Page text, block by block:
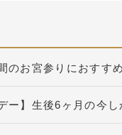
のお宮参りにおすす
ー】生後6ヶ月の今